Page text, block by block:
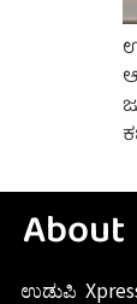
About
ಉಡುಪಿ